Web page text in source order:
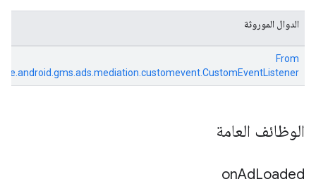
الدوال الموروثة
From
الوظائف العامة
onAdLoaded